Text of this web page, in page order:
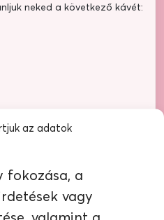
az adatok
fokozása, a
vagy
valamint a
neked a következő kávét: